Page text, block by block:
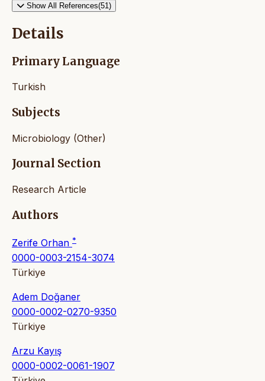
Show All References(51)
Details
Primary Language
Turkish
Subjects
Microbiology (Other)
Journal Section
Research Article
Authors
Zerife Orhan *
0000-0003-2154-3074
Türkiye
Adem Doğaner
0000-0002-0270-9350
Türkiye
Arzu Kayış
0000-0002-0061-1907